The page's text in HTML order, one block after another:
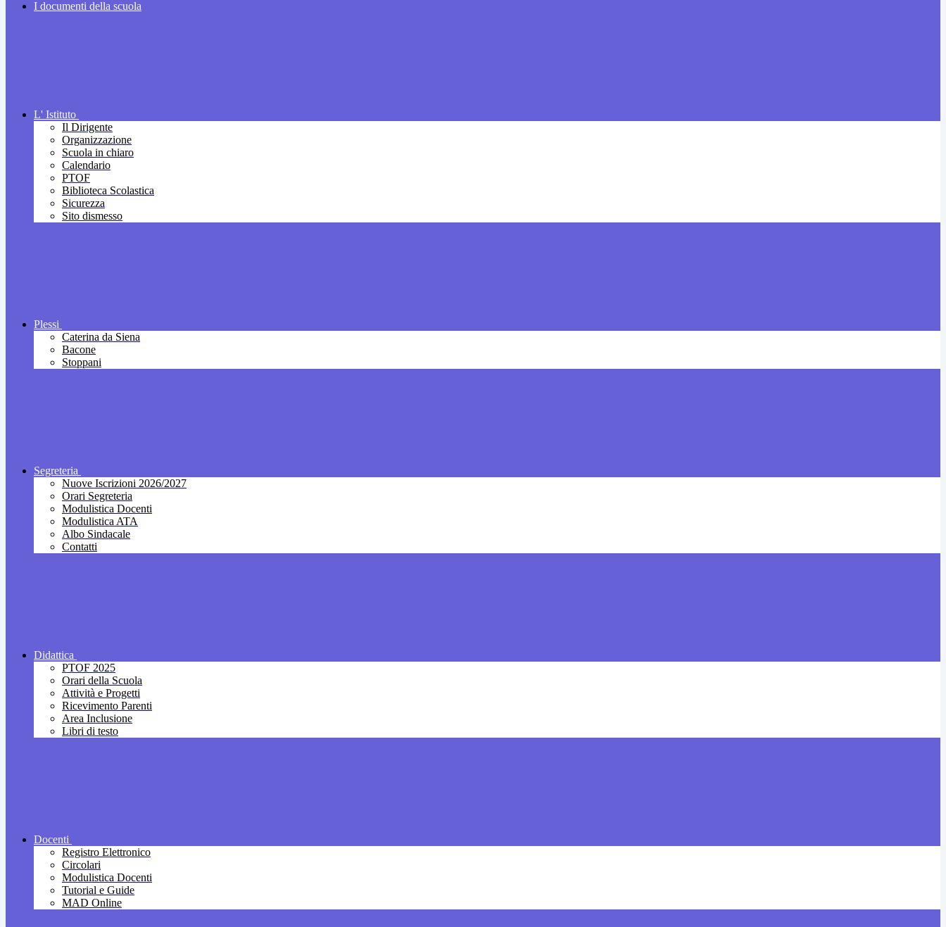
I documenti della scuola
L' Istituto
Il Dirigente
Organizzazione
Scuola in chiaro
Calendario
PTOF
Biblioteca Scolastica
Sicurezza
Sito dismesso
Plessi
Caterina da Siena
Bacone
Stoppani
Segreteria
Nuove Iscrizioni 2026/2027
Orari Segreteria
Modulistica Docenti
Modulistica ATA
Albo Sindacale
Contatti
Didattica
PTOF 2025
Orari della Scuola
Attività e Progetti
Ricevimento Parenti
Area Inclusione
Libri di testo
Docenti
Registro Elettronico
Circolari
Modulistica Docenti
Tutorial e Guide
MAD Online